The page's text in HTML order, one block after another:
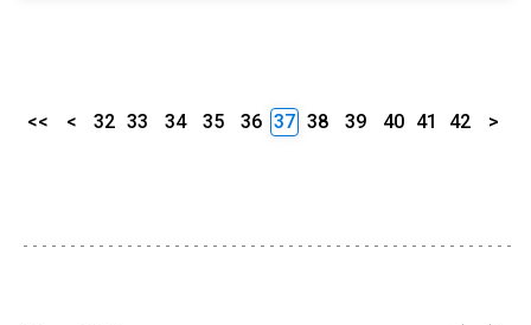
<< < 32 33 34 35 36 37 38 39 40 41 42 >